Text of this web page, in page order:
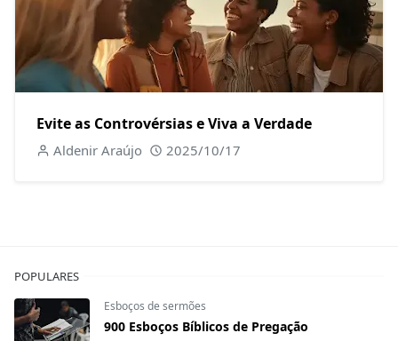
Evite as Controvérsias e Viva a Verdade
Aldenir Araújo 2025/10/17
POPULARES
Esboços de sermões
900 Esboços Bíblicos de Pregação